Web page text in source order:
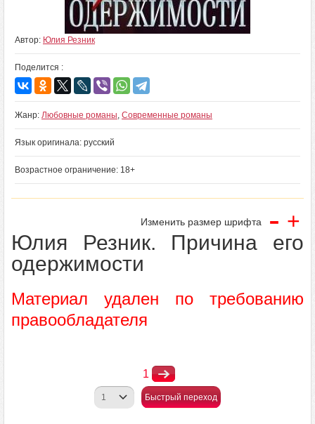
Автор: Юлия Резник
Поделится :
Жанр: Любовные романы, Современные романы
Язык оригинала: русский
Возрастное ограничение: 18+
Изменить размер шрифта - +
Юлия Резник. Причина его
одержимости
Материал удален по требованию
правообладателя
1
Быстрый переход